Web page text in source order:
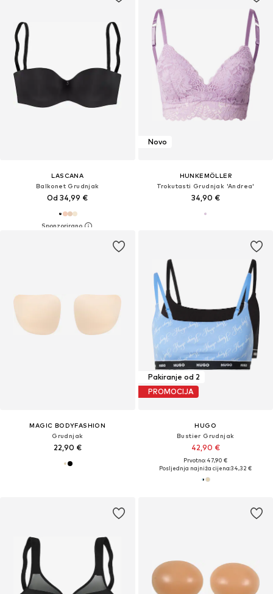
LASCANA
Balkonet Grudnjak
Od 34,99 €
Novo
HUNKEMÖLLER
Trokutasti Grudnjak 'Andrea'
34,90 €
MAGIC BODYFASHION
Grudnjak
22,90 €
Pakiranje od 2
PROMOCIJA
HUGO
Bustier Grudnjak
42,90 €
Prvotno: 47,90 €
Posljednja najniža cijena:34,32 €